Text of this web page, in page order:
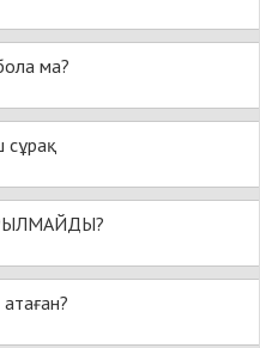
ма?
сұрақ